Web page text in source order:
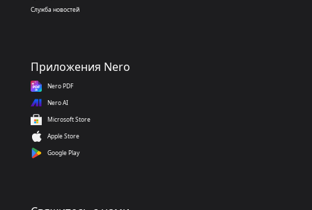
Служба новостей
Приложения Nero
Nero PDF
Nero AI
Microsoft Store
Apple Store
Google Play